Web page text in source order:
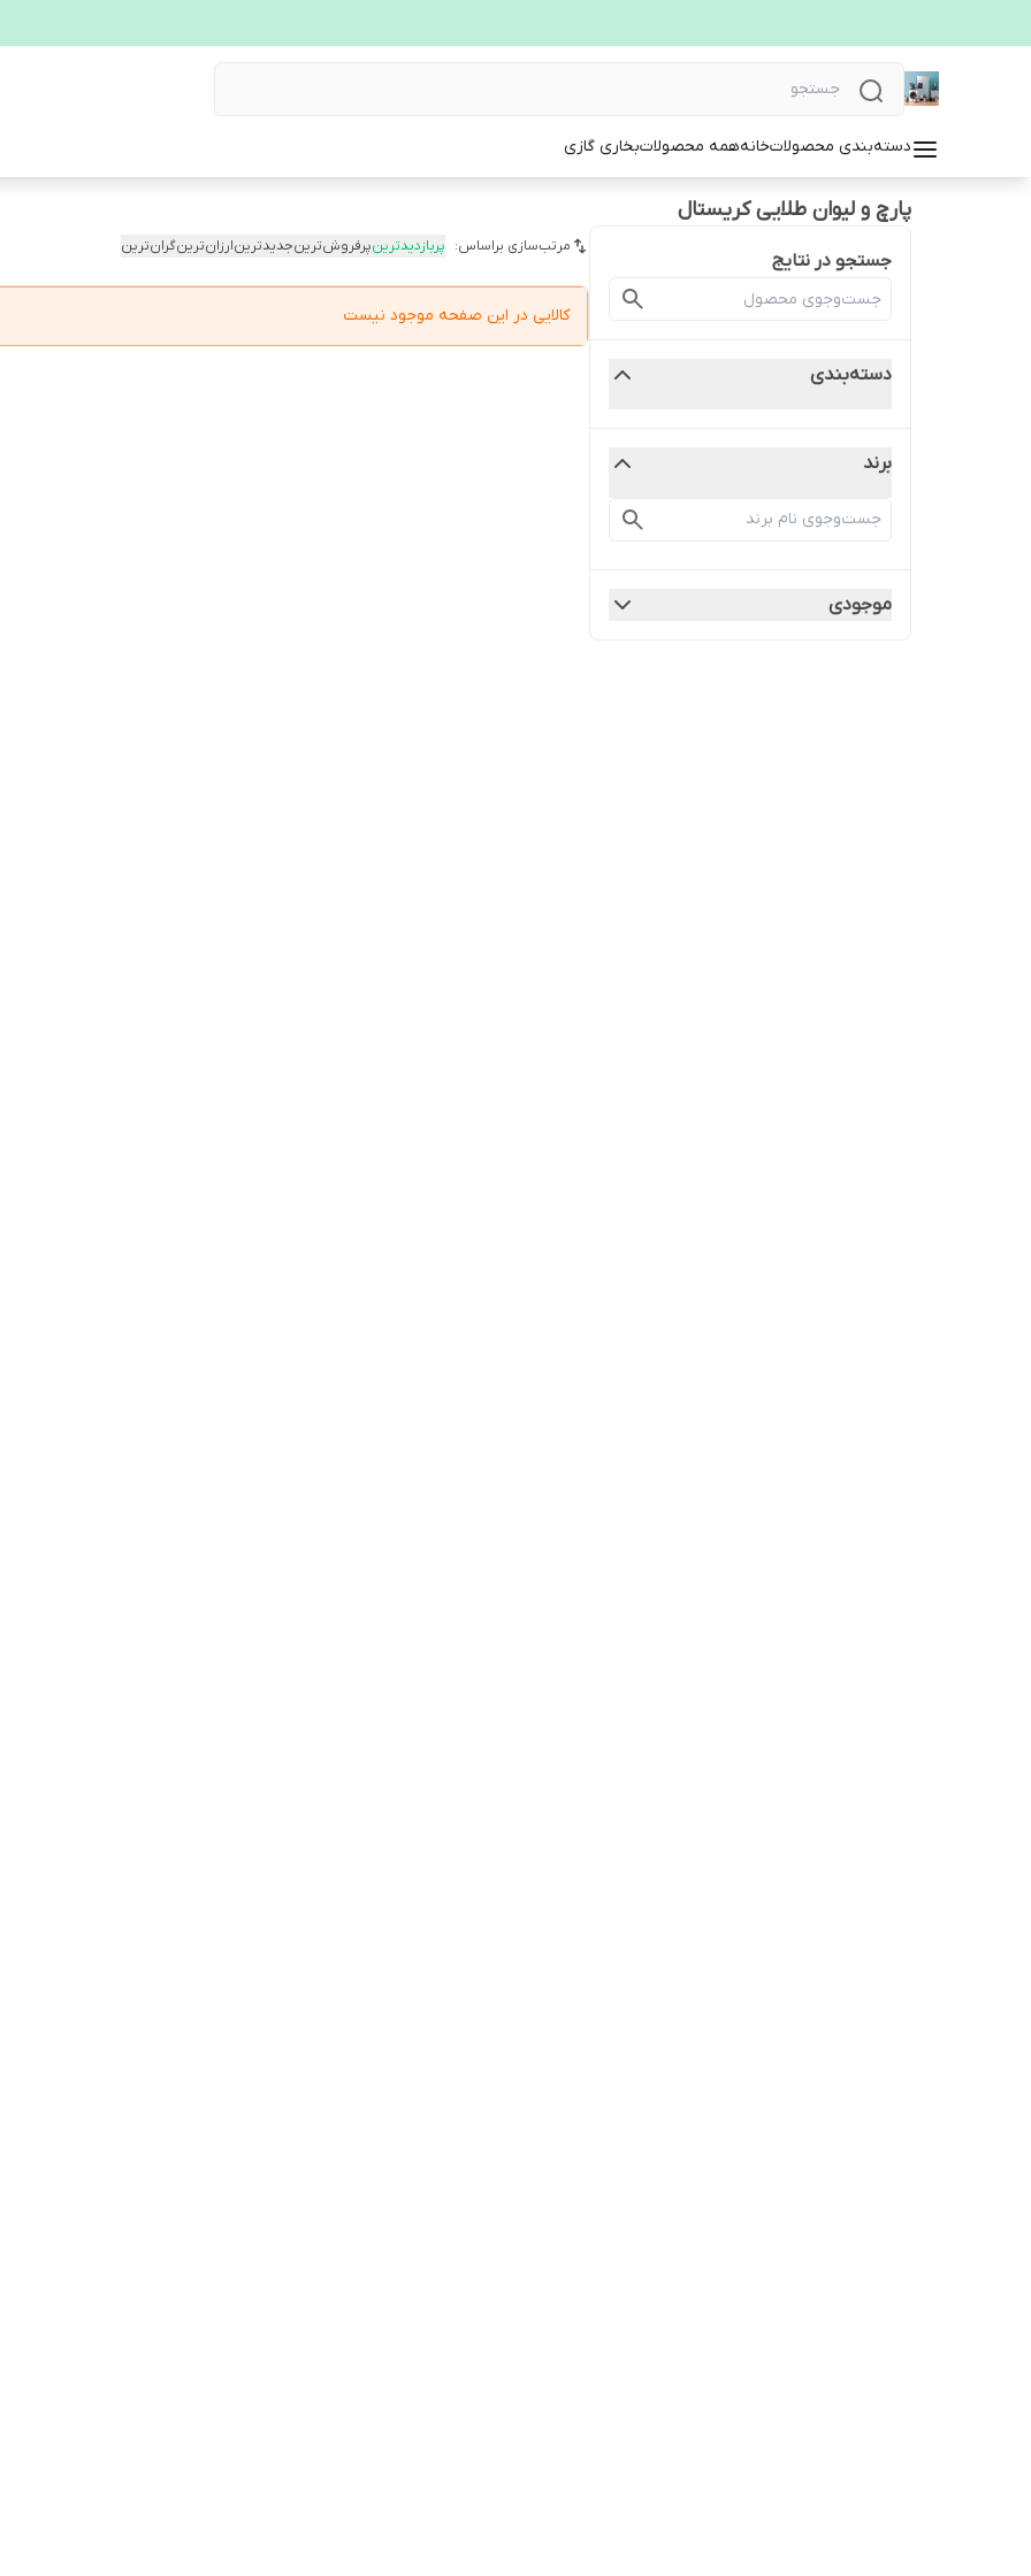
دسته‌بندی محصولاتخانههمه محصولاتبخاری گازی
پارچ و لیوان طلایی کریستال
جستجو در نتایج
دسته‌بندی
برند
موجودی
مرتب‌سازی براساس: پربازدیدترینپرفروش‌ترینجدیدترینارزان‌ترینگران‌ترین
کالایی در این صفحه موجود نیست